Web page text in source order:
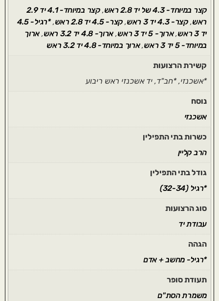
קצר במיוחד- 4.3 של יד 2.8 ראש
,
קצר במיוחד- 4.1 יד 2.9
ראש,קצר- 4.3 יד 3 ראש ,קצר- 4.5 יד 2.8 ראש ,
*רגיל- 4.5
יד 3 ראש
,ארוך- 5 יד 3 ראש , ארוך- 4.8 יד 3.2 ראש , ארוך
במיוחד- 5 יד 3 ראש
,ארוך במיוחד- 4.8 יד 3.2 ראש
קשירת הרצועות
*אשכנזי, *חב"ד, יד אשכנזי ראש ריבוע
נוסח
אשכנזי
כשרות בתי התפילין
הרב קליין
גודל בתי התפילין
*רגיל (32-34)
סוג הרצועות
עבודת יד
הגהה
*רגיל- מחשב + אדם
תעודת סופר
משמרת הסת"ם